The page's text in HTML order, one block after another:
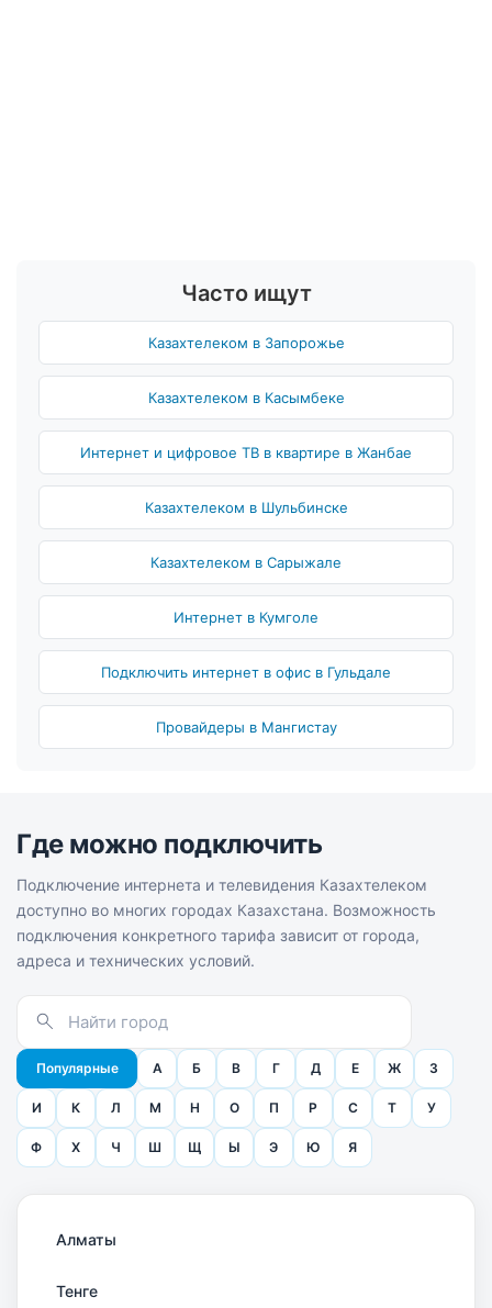
Часто ищут
Казахтелеком в Запорожье
Казахтелеком в Касымбеке
Интернет и цифровое ТВ в квартире в Жанбае
Казахтелеком в Шульбинске
Казахтелеком в Сарыжале
Интернет в Кумголе
Подключить интернет в офис в Гульдале
Провайдеры в Мангистау
Где можно подключить
Подключение интернета и телевидения Казахтелеком
доступно во многих городах Казахстана. Возможность
подключения конкретного тарифа зависит от города,
адреса и технических условий.
Популярные А Б В Г Д Е Ж З
И К Л М Н О П Р С Т У
Ф Х Ч Ш Щ Ы Э Ю Я
Алматы
Тенге